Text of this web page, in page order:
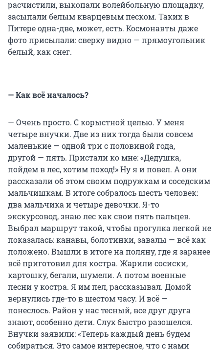
расчистили, выкопали волейбольную площадку,
засыпали белым кварцевым песком. Таких в
Питере одна-две, может, есть. Космонавты даже
фото присылали: сверху видно — прямоугольник
белый, как снег.
— Как всё началось?
— Очень просто. С корыстной целью. У меня
четыре внучки. Две из них тогда были совсем
маленькие — одной три с половиной года,
другой — пять. Пристали ко мне: «Дедушка,
пойдем в лес, хотим поход!» Ну я и повел. А они
рассказали об этом своим подружкам и соседским
мальчишкам. В итоге собралось шесть человек:
два мальчика и четыре девочки. Я-то
экскурсовод, знаю лес как свои пять пальцев.
Выбрал маршрут такой, чтобы прогулка легкой не
показалась: канавы, болотинки, завалы — всё как
положено. Вышли в итоге на поляну, где я заранее
всё приготовил для костра. Жарили сосиски,
картошку, бегали, шумели. А потом военные
песни у костра. Я им пел, рассказывал. Домой
вернулись где-то в шестом часу. И всё —
понеслось. Район у нас тесный, все друг друга
знают, особенно дети. Слух быстро разошелся.
Внучки заявили: «Теперь каждый день будем
собираться. Это самое интересное, что с нами